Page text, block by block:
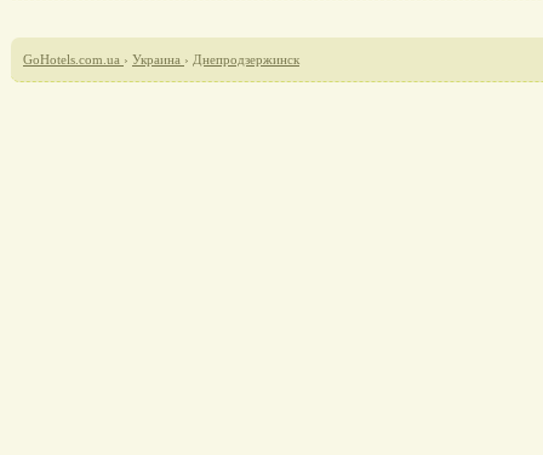
GoHotels.com.ua › Украина › Днепродзержинск